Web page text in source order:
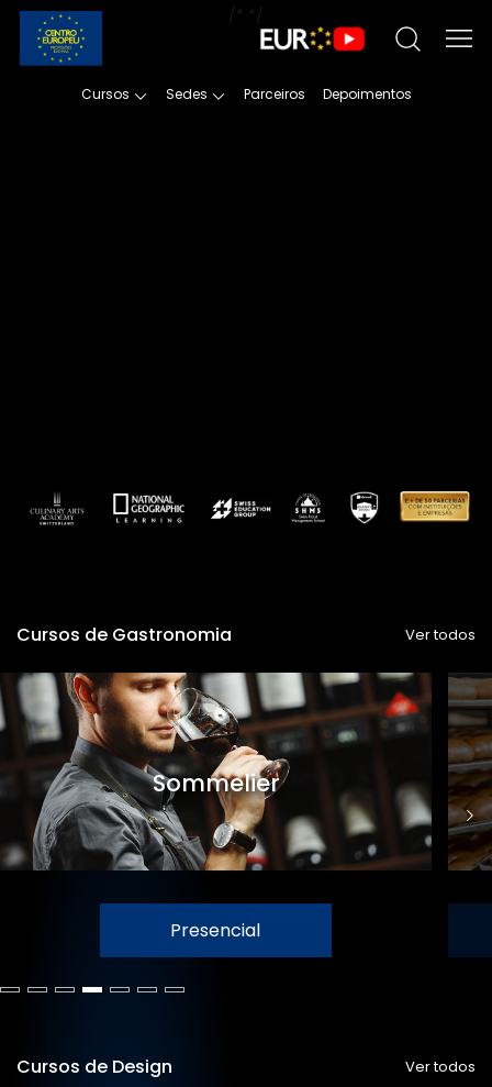
Cursos Sedes Parceiros Depoimentos
/* */
Cursos de Gastronomia Ver todos
Sommelier
Presencial
Cursos de Design Ver todos